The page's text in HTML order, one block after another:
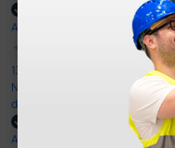
Acquirente verificato
13 Luglio 2026
Nulla da eccepire. Tutto
dall’ordine alla consegna.
Acquirente verificato